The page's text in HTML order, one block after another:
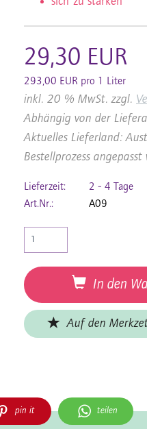
29,30 EUR
293,00 EUR pro 1 Liter
inkl. 20 % MwSt. zzgl.
Abhängig von der
Aktuelles Lieferland:
Bestellprozess angepasst
Lieferzeit:
2 - 4 Tage
Art.Nr.:
A09
In den
Auf den
pin it teilen